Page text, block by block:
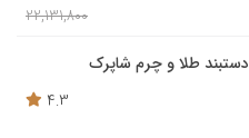
22,131,800
دستبند طلا و چرم شاپرک
4.3